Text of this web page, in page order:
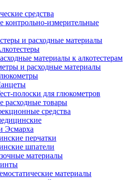
средства
контрольно-измерительные
и расходные материалы
материалы к алкотестерам
и расходные материалы
полоски для глюкометров
расходные товары
средства
Эсмарха
перчатки
шпатели
материалы
материалы